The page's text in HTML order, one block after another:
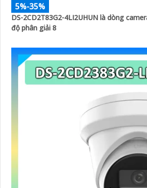
5%-35%
DS-2CD2T83G2-4LI2UHUN là dòng
độ phân giải 8